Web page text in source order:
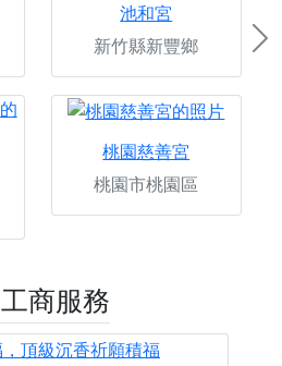
池和宮
新竹縣新豐鄉
桃園慈善宮
桃園市桃園區
工商服務